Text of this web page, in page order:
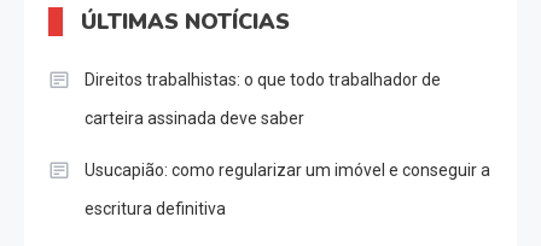
ÚLTIMAS NOTÍCIAS
Direitos trabalhistas: o que todo trabalhador de
carteira assinada deve saber
Usucapião: como regularizar um imóvel e conseguir a
escritura definitiva